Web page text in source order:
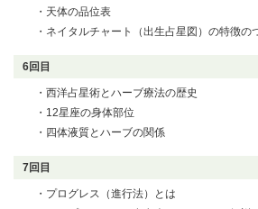
・天体の品位表
・ネイタルチャート（出生占星図）の特徴の
6回目
・西洋占星術とハーブ療法の歴史
・12星座の身体部位
・四体液質とハーブの関係
7回目
・プログレス（進行法）とは